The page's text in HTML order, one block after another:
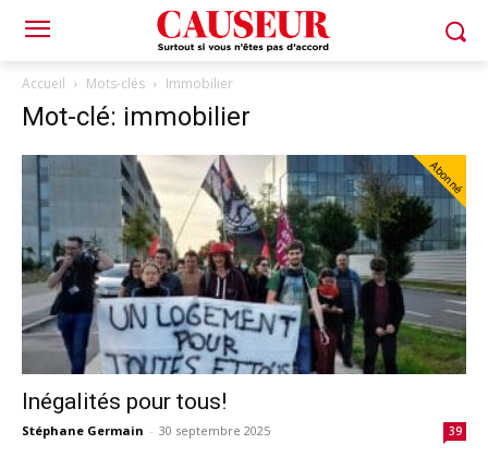
Accueil Mots-clés Immobilier
Mot-clé: immobilier
Abonné
Inégalités pour tous!
Stéphane Germain - 30 septembre 2025 39